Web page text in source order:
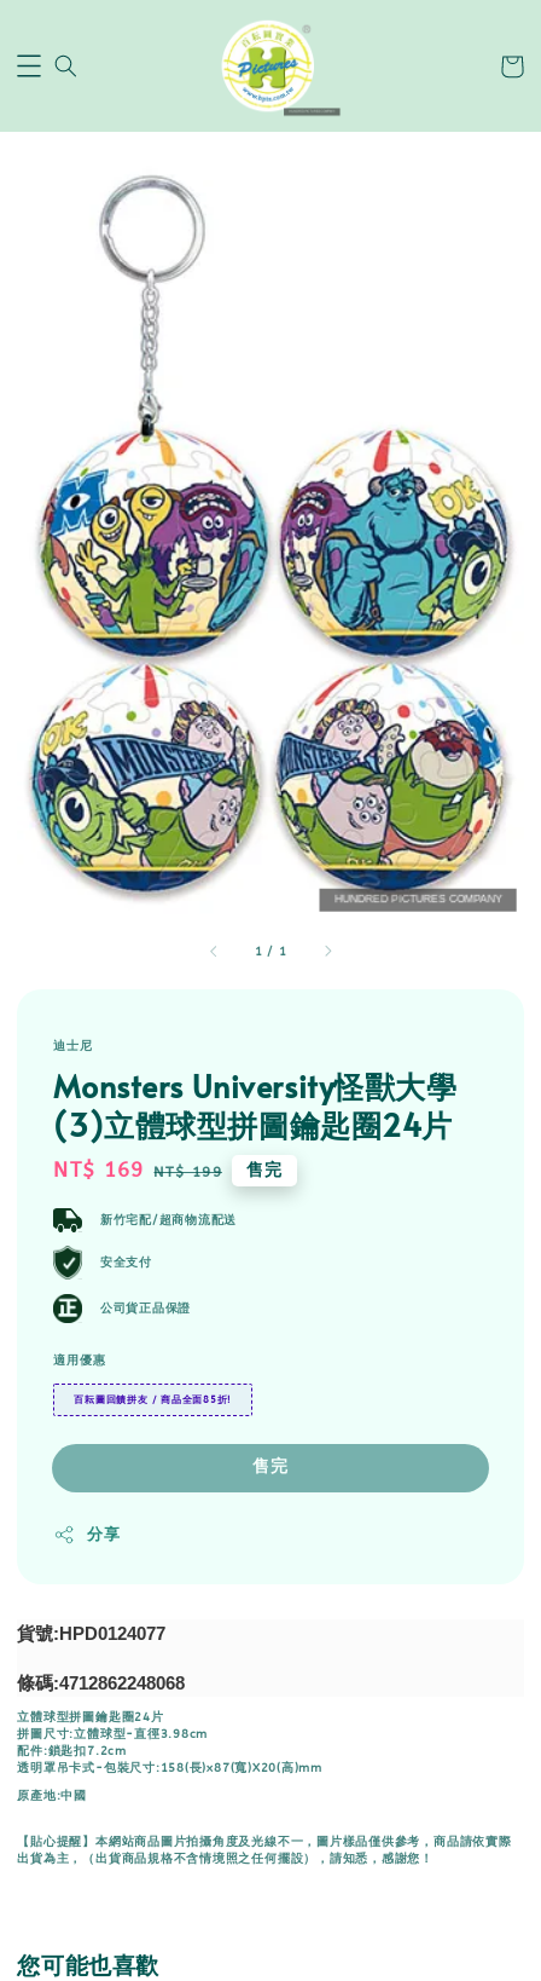
1 / 1
迪士尼
Monsters University怪獸大學
(3)立體球型拼圖鑰匙圈24片
Sale
NT$ 169 Regular
NT$ 199 售完
新竹宅配/超商物流配送
安全支付
公司貨正品保證
適用優惠
百耘圖回饋拼友 / 商品全面85折!
售完
分享
貨號:HPD0124077
條碼:4712862248068
立體球型拼圖鑰匙圈24片
拼圖尺寸:立體球型-直徑3.98cm
配件:鎖匙扣7.2cm
透明罩吊卡式-包裝尺寸:158(長)x87(寬)X20(高)mm
原產地:中國
【貼心提醒】本網站商品圖片拍攝角度及光線不一，圖片樣品僅供參考，商品請依實際
出貨為主，（出貨商品規格不含情境照之任何擺設），請知悉，感謝您！
您可能也喜歡